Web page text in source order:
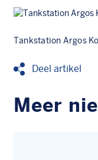
Tankstation Argos
Deel artikel
Meer